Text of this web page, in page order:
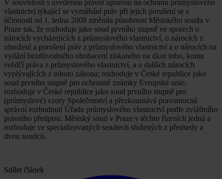
V souvislosti s uvedenou právní úpravou na ochranu průmyslového
vlastnictví týkající se vymáhání práv při jejich porušení se s
účinností od 1. ledna 2008 změnila působnost Městského soudu v
Praze tak, že rozhoduje jako soud prvního stupně ve sporech o
nárocích vycházejících z průmyslového vlastnictví, o nárocích z
ohrožení a porušení práv z průmyslového vlastnictví a o nárocích na
vydání bezdůvodného obohacení získaného na úkor toho, komu
svědčí práva z průmyslového vlastnictví, a o dalších nárocích
vyplývajících z tohoto zákona; rozhoduje v České republice jako
soud prvního stupně pro ochranné známky Evropské unie;
rozhoduje v České republice jako soud prvního stupně pro
(průmyslové) vzory Společenství a přezkoumává pravomocná
správní rozhodnutí Úřadu průmyslového vlastnictví podle zvláštního
právního předpisu. Městský soud v Praze v těchto řízeních jedná a
rozhoduje ve specializovaných senátech složených z předsedy a
dvou soudců.
Sdílet článek